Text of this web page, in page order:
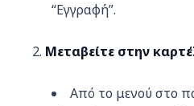
“Εγγραφή”.
Μεταβείτε στην
Από το μενού στο